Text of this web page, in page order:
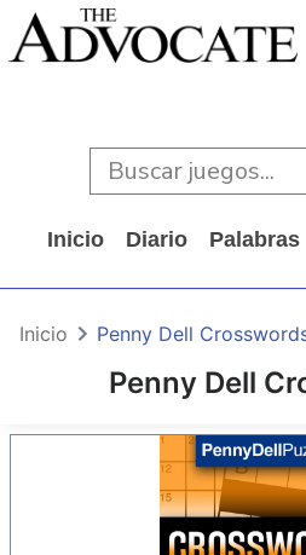
Inicio Diario Palabras
Penny Dell
Inicio Penny Dell